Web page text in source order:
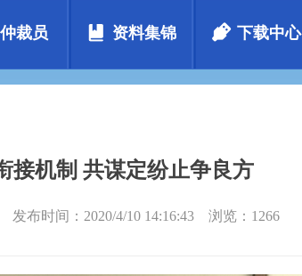
仲裁员 资料集锦 下载中心
接机制 共谋定纷止争良方
布时间：2020/4/10 14:16:43 浏览： 1266